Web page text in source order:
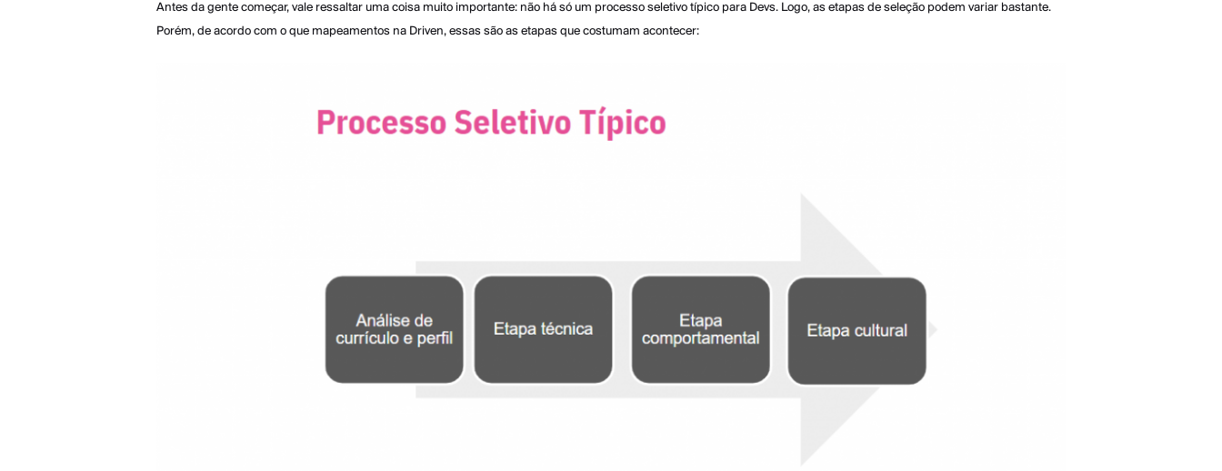
Antes da gente começar, vale ressaltar uma coisa muito importante: não há só um processo seletivo típico para Devs. Logo, as etapas de seleção podem variar bastante.
Porém, de acordo com o que mapeamentos na Driven, essas são as etapas que costumam acontecer: